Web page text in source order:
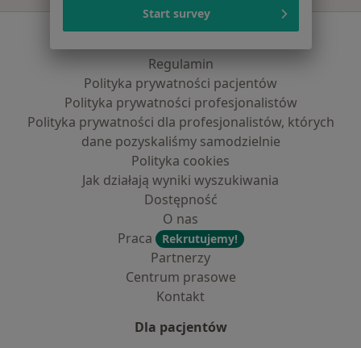
Serwis
Regulamin
Polityka prywatności pacjentów
Polityka prywatności profesjonalistów
Polityka prywatności dla profesjonalistów, których
dane pozyskaliśmy samodzielnie
Polityka cookies
Jak działają wyniki wyszukiwania
Dostępność
O nas
Praca
Rekrutujemy!
Partnerzy
Centrum prasowe
Kontakt
Dla pacjentów
Start survey